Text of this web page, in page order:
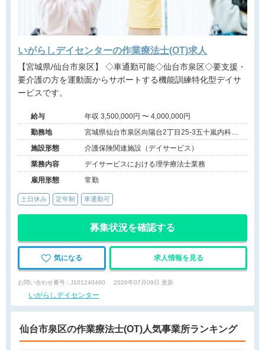
いがらしデイセンターの作業療法士(OT)求人
【宮城県/仙台市泉区】 ◇車通勤可能◇仙台市泉区◇要支援・
要介護の方を運動面からサポートする機能訓練特化型デイサ
ービスです。
給与
年収 3,500,000円 〜 4,000,000円
勤務地
宮城県仙台市泉区向陽台2丁目25-3五十嵐内科ク
リニック二階
施設形態
介護保険関連施設（デイサービス）
業務内容
デイサービスにおける理学療法士業務
雇用形態
常勤
土日休み 定年制 車通勤可
募集状況を確認する
気になる 求人情報を見る
お問い合わせ番号 : J101240460 2026年07月09日 更新
いがらしデイセンター
仙台市泉区の作業療法士(OT)人気事業所ランキング